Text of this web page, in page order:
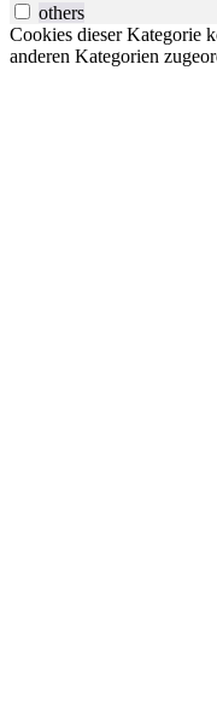
others
Cookies dieser Kategorie
anderen Kategorien